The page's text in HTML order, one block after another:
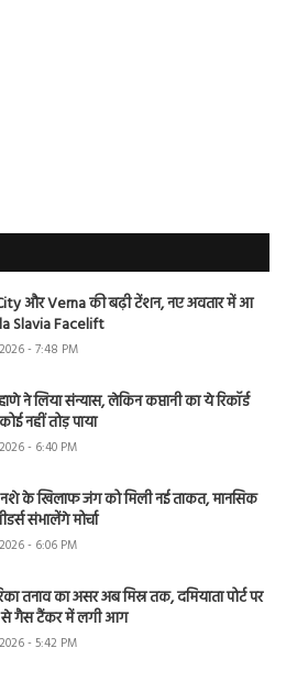
और Verna की बढ़ी टेंशन, नए अवतार में आ
Slavia Facelift
- 7:48 PM
ने लिया संन्यास, लेकिन कप्तानी का ये रिकॉर्ड
नहीं तोड़ पाया
- 6:40 PM
के खिलाफ जंग को मिली नई ताकत, मानसिक
संभालेंगे मोर्चा
- 6:06 PM
तनाव का असर अब मिस्र तक, दमियाता पोर्ट पर
से गैस टैंकर में लगी आग
- 5:42 PM